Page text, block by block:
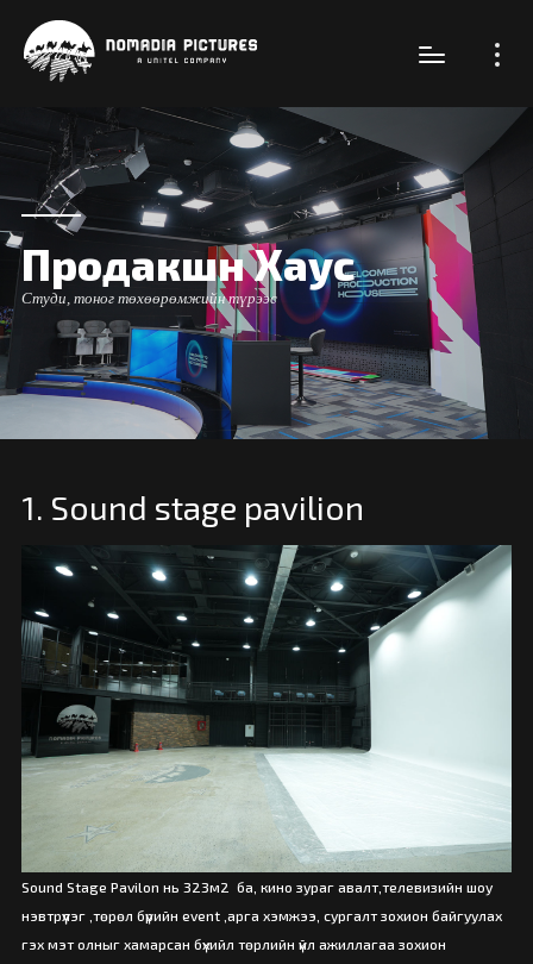
Продакшн Хаус
Студи, тоног төхөөрөмжийн түрээс
1. Sound stage pavilion
Sound Stage Pavilon нь 323м2 ба, кино зураг авалт,телевизийн шоу
нэвтрүүлэг ,төрөл бүрийн event ,арга хэмжээ, сургалт зохион байгуулах
гэх мэт олныг хамарсан бүхийл төрлийн үйл ажиллагаа зохион